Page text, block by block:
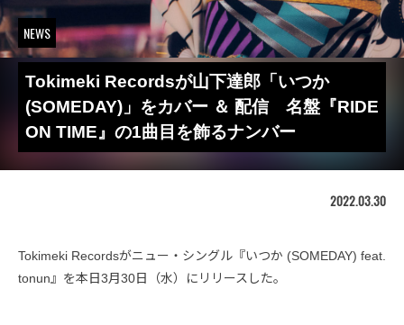
NEWS
Tokimeki Recordsが山下達郎「いつか
(SOMEDAY)」をカバー ＆ 配信 名盤『RIDE
ON TIME』の1曲目を飾るナンバー
2022.03.30
Tokimeki Recordsがニュー・シングル『いつか (SOMEDAY) feat.
tonun』を本日3月30日（水）にリリースした。